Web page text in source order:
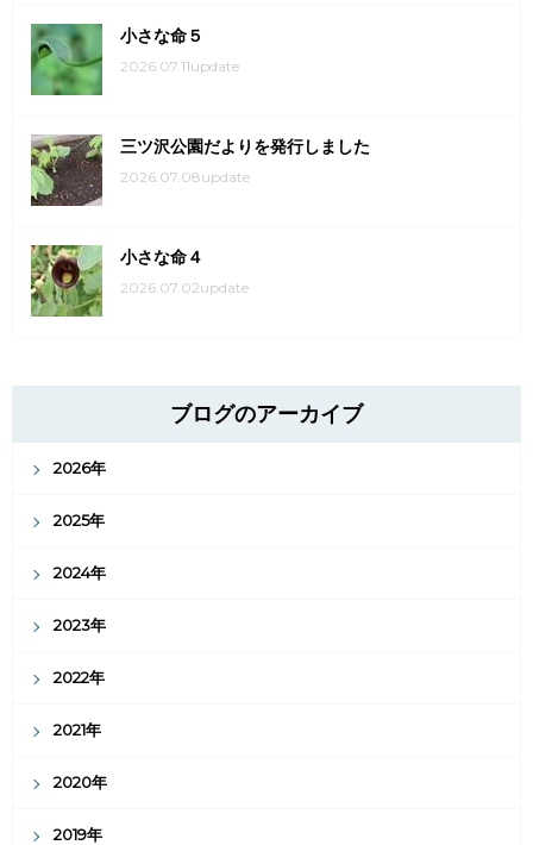
小さな命５
2026.07.11update
三ツ沢公園だよりを発行しました
2026.07.08update
小さな命４
2026.07.02update
ブログのアーカイブ
2026年
2025年
2024年
2023年
2022年
2021年
2020年
2019年